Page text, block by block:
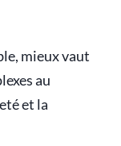
mieux vaut
au
et la